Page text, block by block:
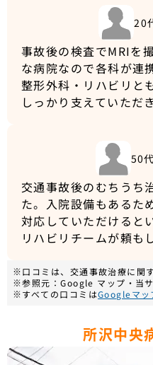
20
事故後の検査でMRIを
な病院なので各科が連
整形外科・リハビリと
しっかり支えていただ
50
交通事故後のむちうち
た。入院設備もあるた
対応していただけると
リハビリチームが頼も
※口コミは、交通事故治療に関
※参照元：Google マップ・当
※すべての口コミはGoogleマッ
所沢中央